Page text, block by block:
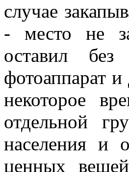
случае
- место не
оставил
фотоаппарат и
некоторое
отдельной
населения и
ценных